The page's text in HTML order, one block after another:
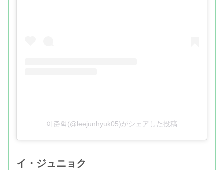
이준혁(@leejunhyuk05)がシェアした投稿
イ・ジュニョク